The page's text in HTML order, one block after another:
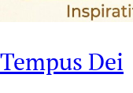
Tempus Dei